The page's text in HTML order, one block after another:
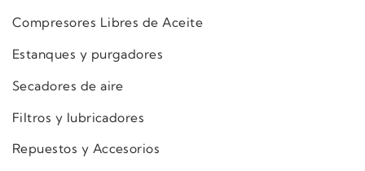
Compresores Libres de Aceite
Estanques y purgadores
Secadores de aire
Filtros y lubricadores
Repuestos y Accesorios